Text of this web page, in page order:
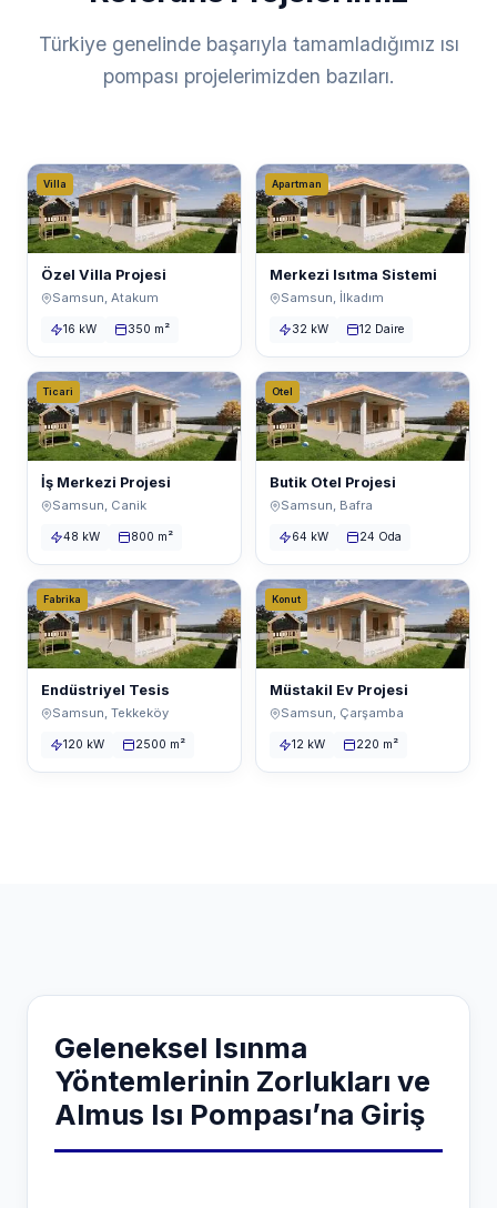
Türkiye genelinde başarıyla tamamladığımız ısı
pompası projelerimizden bazıları.
Villa
Özel Villa Projesi
Samsun, Atakum
16 kW 350 m²
Apartman
Merkezi Isıtma Sistemi
Samsun, İlkadım
32 kW 12 Daire
Ticari
İş Merkezi Projesi
Samsun, Canik
48 kW 800 m²
Otel
Butik Otel Projesi
Samsun, Bafra
64 kW 24 Oda
Fabrika
Endüstriyel Tesis
Samsun, Tekkeköy
120 kW 2500 m²
Konut
Müstakil Ev Projesi
Samsun, Çarşamba
12 kW 220 m²
Geleneksel Isınma
Yöntemlerinin Zorlukları ve
Almus Isı Pompası’na Giriş